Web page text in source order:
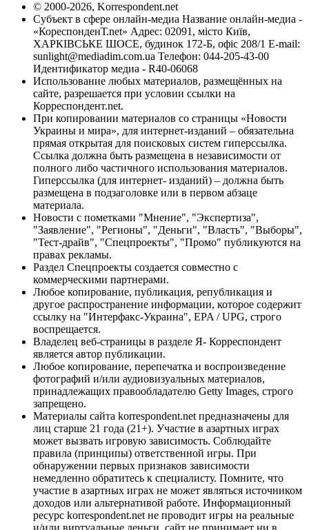
© 2000-2026, Korrespondent.net
Субъект в сфере онлайн-медиа Название онлайн-медиа -
«КореспонденТ.net» Адрес: 02091, місто Київ,
ХАРКІВСЬКЕ ШОСЕ, будинок 172-Б, офіс 208/1 E-mail:
sunlight@mediadim.com.ua Телефон: 044-205-43-00
Идентификатор медиа - R40-06068
Использование любых материалов, размещённых на
сайте, разрешается при условии ссылки на
Корреспондент.net.
При копировании материалов со страницы «Новости
Украины и мира», для интернет-изданий – обязательна
прямая открытая для поисковых систем гиперссылка.
Ссылка должна быть размещена в независимости от
полного либо частичного использования материалов.
Гиперссылка (для интернет- изданий) – должна быть
размещена в подзаголовке или в первом абзаце
материала.
Новости с пометками "Мнение", "Экспертиза",
"Заявление", "Регионы", "Деньги", "Власть", "Выборы",
"Тест-драйв", "Спецпроекты", "Промо" публикуются на
правах рекламы.
Раздел Спецпроекты создается совместно с
коммерческими партнерами.
Любое копирование, публикация, републикация и
другое распространение информации, которое содержит
ссылку на "Интерфакс-Украина", EPA / UPG, строго
воспрещается.
Владелец веб-страницы в разделе Я- Корреспондент
является автор публикации.
Любое копирование, перепечатка и воспроизведение
фотографий и/или аудиовизуальных материалов,
принадлежащих правообладателю Getty Images, строго
запрещено.
Материалы сайта korrespondent.net предназначены для
лиц старше 21 года (21+). Участие в азартных играх
может вызвать игровую зависимость. Соблюдайте
правила (принципы) ответственной игры. При
обнаружении первых признаков зависимости
немедленно обратитесь к специалисту. Помните, что
участие в азартных играх не может являться источником
доходов или альтернативой работе. Информационный
ресурс korrespondent.net не проводит игры на реальные